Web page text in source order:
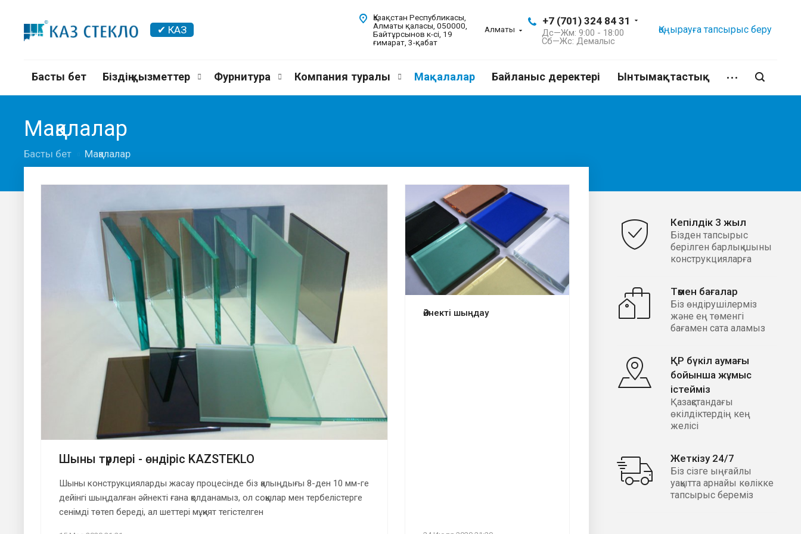
✔ КАЗ Алматы
+7 (701) 324 84 31
Дс—Жм: 9:00 - 18:00
Сб—Жс: Демалыс
Қоңырауға тапсырыс беру
Қазақстан Республикасы,
Алматы қаласы, 050000,
Байтұрсынов к-сі, 19
ғимарат, 3-қабат
Басты бет Біздің қызметтер Фурнитура Компания туралы Мақалалар Байланыс деректері Ынтымақтастық
Мақалалар
Басты бет Мақалалар
Шыны түрлері - өндіріс KAZSTEKLO
Шыны конструкцияларды жасау процесінде біз қалыңдығы 8-ден 10 мм-ге
дейінгі шыңдалған әйнекті ғана қолданамыз, ол соққылар мен тербелістерге
сенімді төтеп береді, ал шеттері мұқият тегістелген
Әйнекті шыңдау
Кепілдік 3 жыл
Бізден тапсырыс
берілген барлық шыны
конструкцияларға
Төмен бағалар
Біз өндірушілерміз
және ең төменгі
бағамен сата аламыз
ҚР бүкіл аумағы
бойынша жұмыс
істейміз
Қазақстандағы
өкілдіктердің кең
желісі
Жеткізу 24/7
Біз сізге ыңғайлы
уақытта арнайы көлікке
тапсырыс береміз